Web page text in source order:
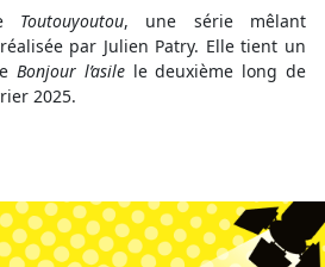
Toutouyoutou, une série mêlant
par Julien Patry. Elle tient un
Bonjour l’asile le deuxième long de
2025.